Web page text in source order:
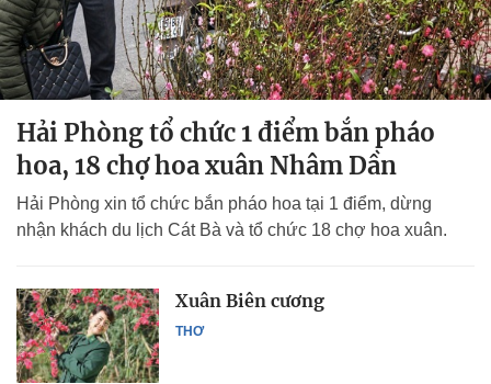
Hải Phòng tổ chức 1 điểm bắn pháo
hoa, 18 chợ hoa xuân Nhâm Dần
Hải Phòng xin tổ chức bắn pháo hoa tại 1 điểm, dừng
nhận khách du lịch Cát Bà và tổ chức 18 chợ hoa xuân.
THƠ
Xuân Biên cương